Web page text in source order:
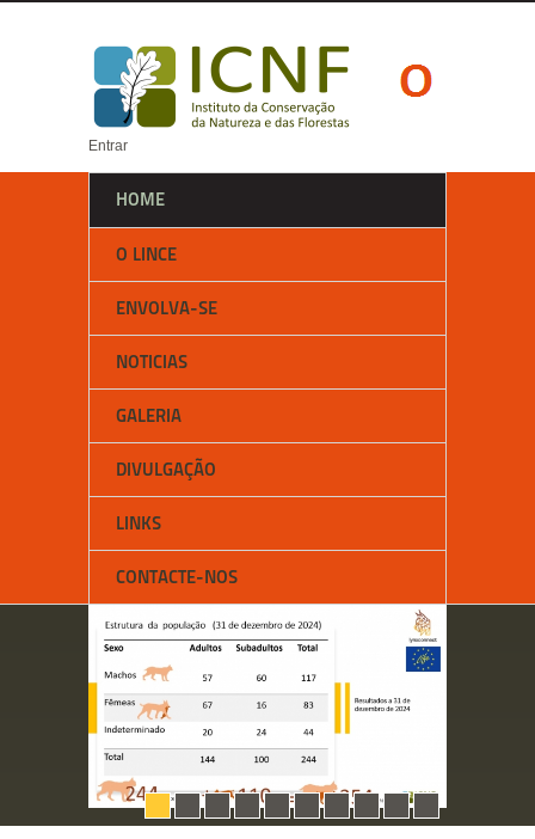
Entrar
HOME
O LINCE
ENVOLVA-SE
NOTICIAS
GALERIA
DIVULGAÇÃO
LINKS
CONTACTE-NOS